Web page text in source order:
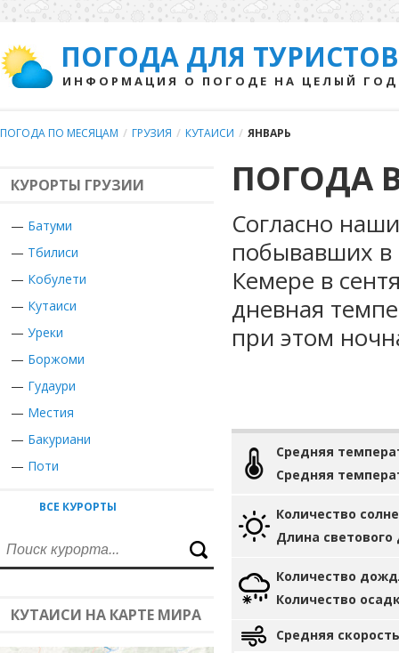
ПОГОДА ДЛЯ ТУРИСТОВ
ИНФОРМАЦИЯ О ПОГОДЕ НА ЦЕЛЫЙ ГОД
ПОГОДА ПО МЕСЯЦАМ / ГРУЗИЯ / КУТАИСИ / ЯНВАРЬ
КУРОРТЫ ГРУЗИИ
— Батуми
— Тбилиси
— Кобулети
— Кутаиси
— Уреки
— Боржоми
— Гудаури
— Местия
— Бакуриани
— Поти
ВСЕ КУРОРТЫ
КУТАИСИ НА КАРТЕ МИРА
ПОГОДА
Согласно
побывавших в
Кемере в
дневная
при этом
Средняя
Средняя
Количество
Длина светового
Количество
Количество
Средняя